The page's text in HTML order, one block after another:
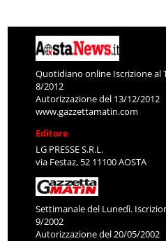
Quotidiano online Iscrizione al
8/2012
Autorizzazione del 13/12/2012
www.gazzettamatin.com
Editore
LG PRESSE S.R.L.
via Festaz, 52 11100 AOSTA
Settimanale del Lunedì.
9/2002
Autorizzazione del 20/05/2002